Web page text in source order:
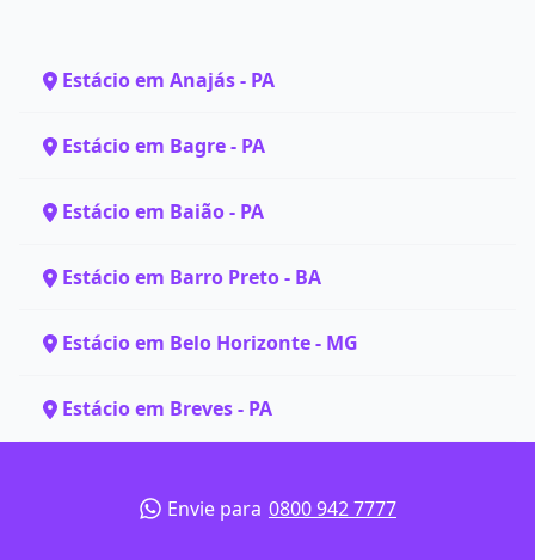
Estácio em Anajás - PA
Estácio em Bagre - PA
Estácio em Baião - PA
Estácio em Barro Preto - BA
Estácio em Belo Horizonte - MG
Estácio em Breves - PA
Envie para 0800 942 7777